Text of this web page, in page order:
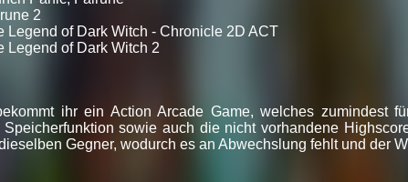
2
Legend of Dark Witch - Chronicle 2D ACT
Legend of Dark Witch 2
ihr ein Action Arcade Game, welches zumindest
Speicherfunktion sowie auch die nicht vorhandene
Gegner, wodurch es an Abwechslung fehlt und der